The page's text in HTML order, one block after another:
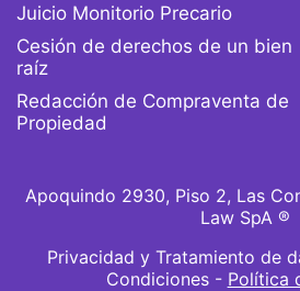
Juicio Monitorio Precario
Cesión de derechos de un bien
raíz
Redacción de Compraventa de
Propiedad
Apoquindo 2930, Piso 2, Las
Law SpA ®
Privacidad y Tratamiento de
Condiciones - Política